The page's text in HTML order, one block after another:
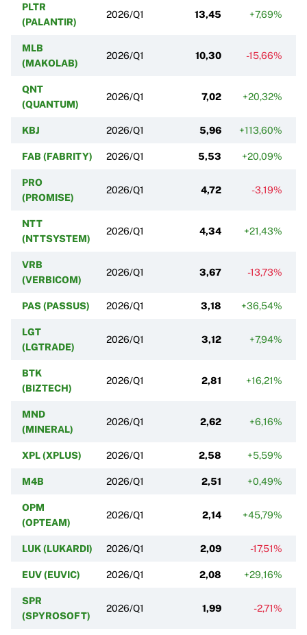
PLTR
(PALANTIR)
2026/Q1 13,45 +7,69%
MLB
(MAKOLAB)
2026/Q1 10,30 -15,66%
QNT
(QUANTUM)
2026/Q1 7,02 +20,32%
KBJ 2026/Q1 5,96 +113,60%
FAB (FABRITY) 2026/Q1 5,53 +20,09%
PRO
(PROMISE)
2026/Q1 4,72 -3,19%
NTT
(NTTSYSTEM)
2026/Q1 4,34 +21,43%
VRB
(VERBICOM)
2026/Q1 3,67 -13,73%
PAS (PASSUS) 2026/Q1 3,18 +36,54%
LGT
(LGTRADE)
2026/Q1 3,12 +7,94%
BTK
(BIZTECH)
2026/Q1 2,81 +16,21%
MND
(MINERAL)
2026/Q1 2,62 +6,16%
XPL (XPLUS) 2026/Q1 2,58 +5,59%
M4B 2026/Q1 2,51 +0,49%
OPM
(OPTEAM)
2026/Q1 2,14 +45,79%
LUK (LUKARDI) 2026/Q1 2,09 -17,51%
EUV (EUVIC) 2026/Q1 2,08 +29,16%
SPR
(SPYROSOFT)
2026/Q1 1,99 -2,71%